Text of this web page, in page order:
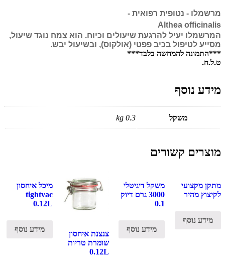
מרשמלו - נטופית רפואית -
Althea officinalis
המרשמלו יעיל להרגעת שיעולים וכיוח. הוא צמח נוגד שיעול,
מסייע לטיפול בכיב פפטי (אולקוס), ובשיעול יבש.
***התמונה להמחשה בלבד***
ט.ל.ח.
מידע נוסף
משקל 0.3 kg
מוצרים קשורים
מתקן מקצועי
לקיצוץ מהיר
מידע נוסף
משקל דיגיטלי
3000 גרם דיוק
0.1
מידע נוסף
צנצנת איחסון
שומרת טריות
0.12L
מיכל איחסון
tightvac
0.12L
מידע נוסף